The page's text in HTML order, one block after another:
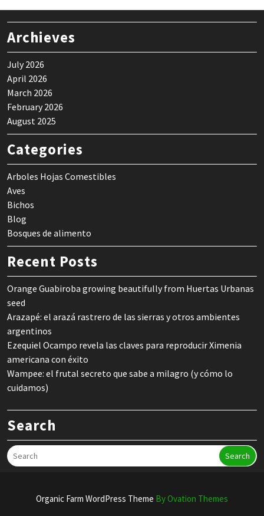
Archieves
July 2026
April 2026
March 2026
February 2026
August 2025
Categories
Arboles Hojas Comestibles
Aves
Bichos
Blog
Bosques de alimento
Recent Posts
Orange Guabiroba growing beautifully from Huertas Urbanas
seed
Arazapé: el arazá rastrero de las sierras y otros ambientes
argentinos
Ezequiel Ocampo revela las claves para reproducir Ximenia
americana con éxito
Wampee: el frutal secreto que sabe a milagro (y cómo lo
cuidamos)
Search
Search
Organic Farm WordPress Theme By Ovation Themes